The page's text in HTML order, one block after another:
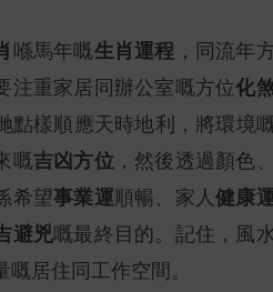
喺馬年嘅生肖運程 ，同流年
注重家居同辦公室嘅方位化
點樣順應天時地利，將環境
嘅吉凶方位，然後透過顏色
希望事業運順暢、家人健康
避兇嘅最終目的。記住，風
居住同工作空間。